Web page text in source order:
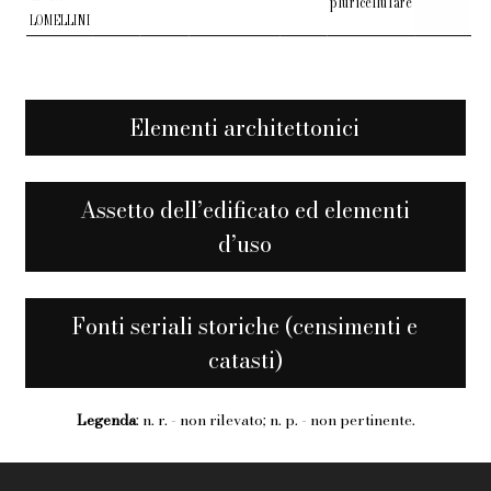
LOMELLINI
Elementi architettonici
Assetto dell’edificato ed elementi
d’uso
Fonti seriali storiche (censimenti e
catasti)
Legenda: n. r. - non rilevato; n. p. - non pertinente.